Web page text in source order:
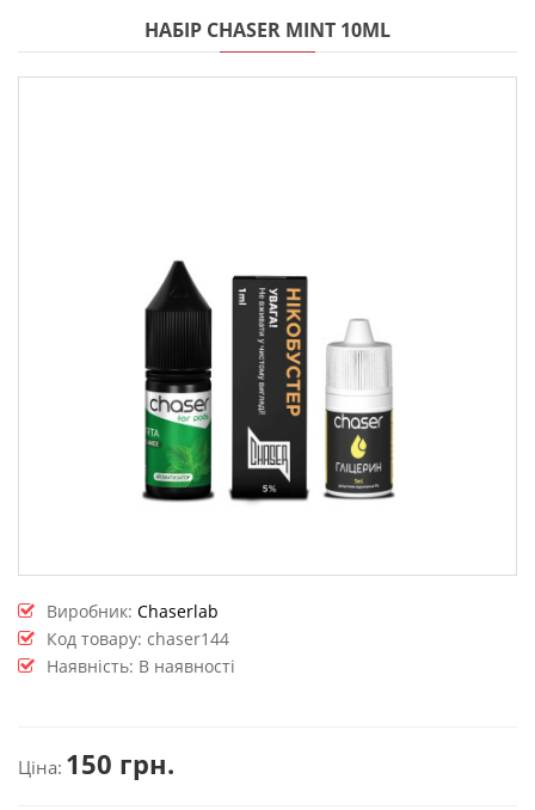
НАБІР CHASER MINT 10ML
Виробник: Chaserlab
Код товару: chaser144
Наявність: В наявності
Ціна: 150 грн.